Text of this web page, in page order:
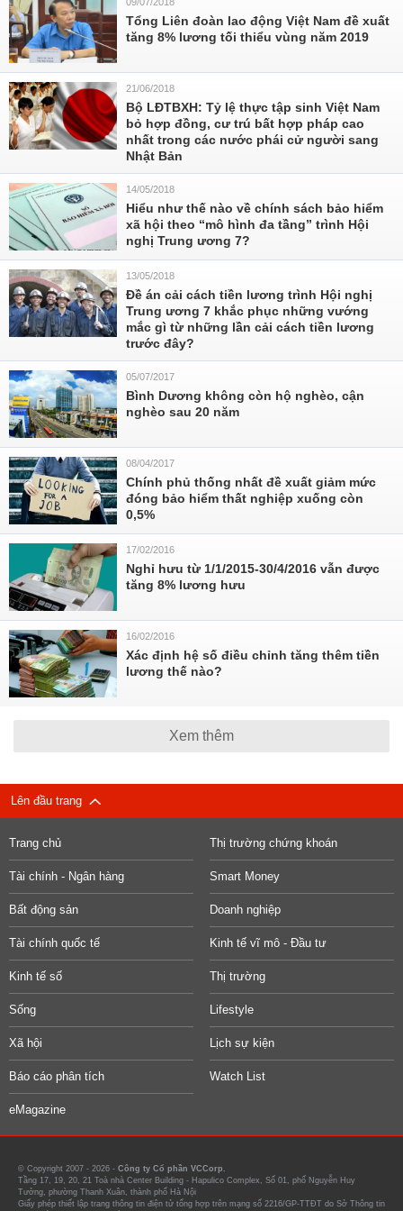
Tổng Liên đoàn lao động Việt Nam đề xuất
tăng 8% lương tối thiểu vùng năm 2019
21/06/2018
Bộ LĐTBXH: Tỷ lệ thực tập sinh Việt Nam
bỏ hợp đồng, cư trú bất hợp pháp cao
nhất trong các nước phái cử người sang
Nhật Bản
14/05/2018
Hiểu như thế nào về chính sách bảo hiểm
xã hội theo “mô hình đa tầng” trình Hội
nghị Trung ương 7?
13/05/2018
Đề án cải cách tiền lương trình Hội nghị
Trung ương 7 khắc phục những vướng
mắc gì từ những lần cải cách tiền lương
trước đây?
05/07/2017
Bình Dương không còn hộ nghèo, cận
nghèo sau 20 năm
08/04/2017
Chính phủ thống nhất đề xuất giảm mức
đóng bảo hiểm thất nghiệp xuống còn
0,5%
17/02/2016
Nghỉ hưu từ 1/1/2015-30/4/2016 vẫn được
tăng 8% lương hưu
16/02/2016
Xác định hệ số điều chỉnh tăng thêm tiền
lương thế nào?
Xem thêm
Lên đầu trang
Trang chủ Thị trường chứng khoán
Tài chính - Ngân hàng Smart Money
Bất động sản Doanh nghiệp
Tài chính quốc tế Kinh tế vĩ mô - Đầu tư
Kinh tế số Thị trường
Sống Lifestyle
Xã hội Lịch sự kiện
Báo cáo phân tích Watch List
eMagazine
© Copyright 2007 - 2026 - Công ty Cổ phần VCCorp.
Tầng 17, 19, 20, 21 Toà nhà Center Building - Hapulico Complex, Số 01, phố Nguyễn Huy
Tưởng, phường Thanh Xuân, thành phố Hà Nội
Giấy phép thiết lập trang thông tin điện tử tổng hợp trên mạng số 2216/GP-TTĐT do Sở Thông tin